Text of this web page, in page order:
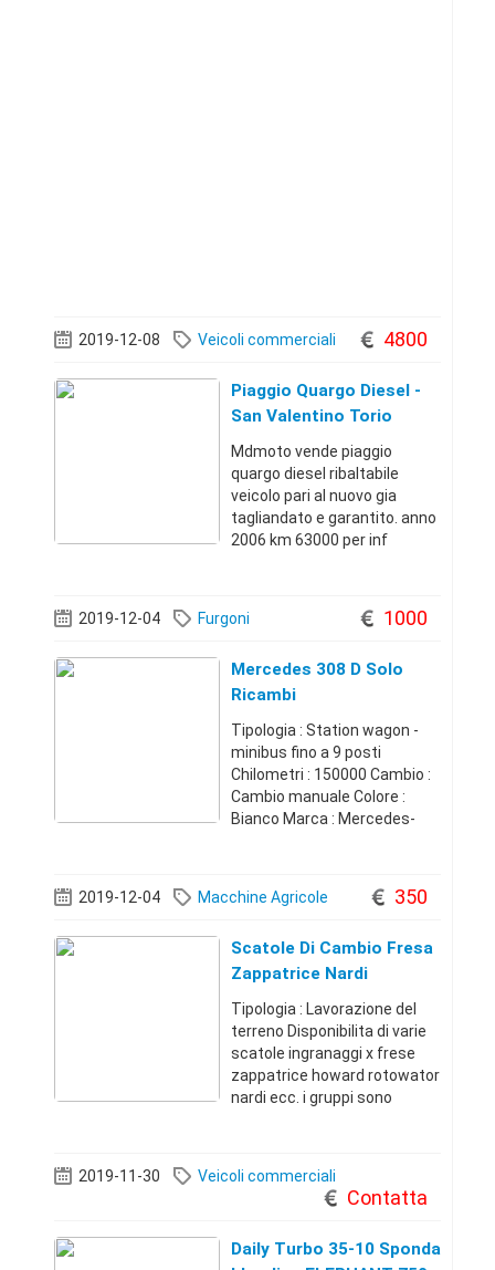
2019-12-08 Veicoli commerciali 4800
Piaggio Quargo Diesel -
San Valentino Torio
(Salerno)
Mdmoto vende piaggio
quargo diesel ribaltabile
veicolo pari al nuovo gia
tagliandato e garantito. anno
2006 km 63000 per inf
(Salerno)+390819396834.80
2019-12-04 Furgoni 1000
Mercedes 308 D Solo
Ricambi
Tipologia : Station wagon -
minibus fino a 9 posti
Chilometri : 150000 Cambio :
Cambio manuale Colore :
Bianco Marca : Mercedes-
ricambi per Mercedes 308 d,
anno 95, con 150.000 km,
2019-12-04 Macchine Agricole 350
Scatole Di Cambio Fresa
Zappatrice Nardi
Rotowator Howard
Tipologia : Lavorazione del
terreno Disponibilita di varie
scatole ingranaggi x frese
zappatrice howard rotowator
nardi ecc. i gruppi sono
0 €
2019-11-30 Veicoli commerciali
Contatta
Daily Turbo 35-10 Sponda